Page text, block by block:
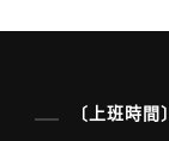
〔上班時間〕